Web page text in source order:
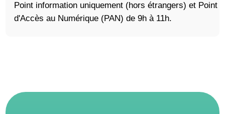
Point information uniquement (hors étrangers) et Point
d'Accès au Numérique (PAN) de 9h à 11h.